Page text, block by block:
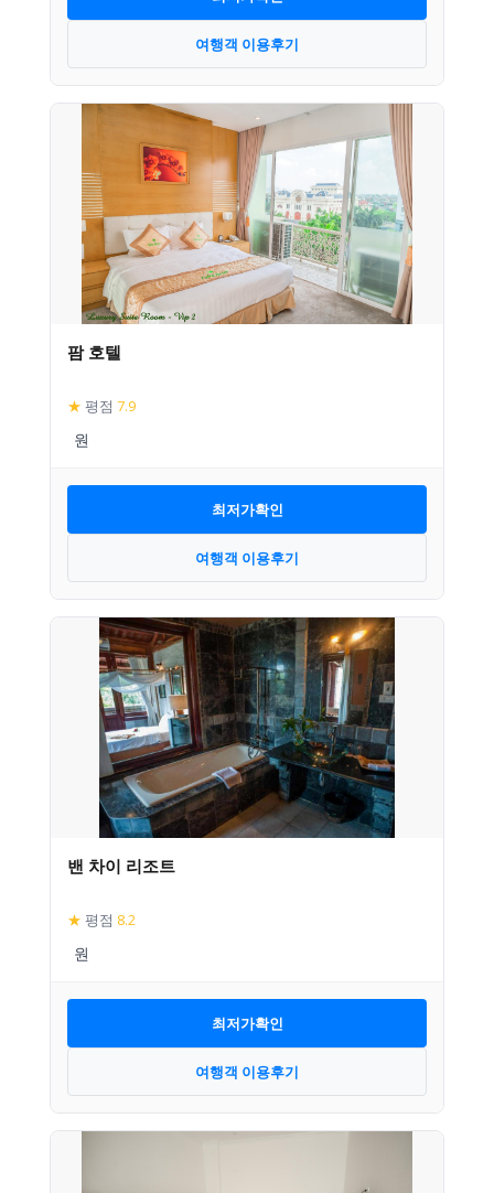
여행객 이용후기
팜 호텔
★ 평점 7.9
최저가확인
여행객 이용후기
밴 차이 리조트
★ 평점 8.2
최저가확인
여행객 이용후기